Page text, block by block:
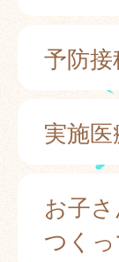
予防
実施
お子
つく